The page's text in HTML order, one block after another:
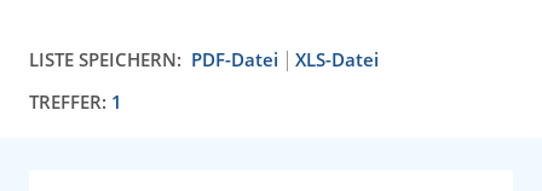
LISTE SPEICHERN: PDF-Datei
XLS-Datei
TREFFER: 1